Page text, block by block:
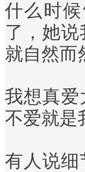
什么时
了，她
就自然而
我想真爱
不爱就是
有人说细